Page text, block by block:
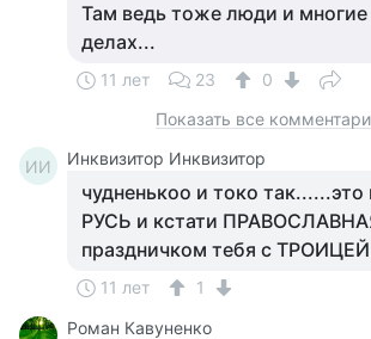
Там ведь тоже люди и многие
делах...
11 лет 23
0
Показать все
ИИ Инквизитор Инквизитор
чудненькоо и токо
РУСЬ и кстати
праздничком тебя с ТРОИЦЕЙ
11 лет
1
Роман Кавуненко